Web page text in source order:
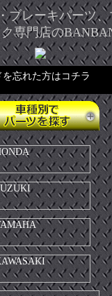
ブレーキパーツ
専門店の